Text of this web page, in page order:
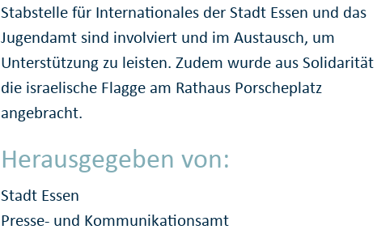
Stabstelle für Internationales der Stadt Essen und das
Jugendamt sind involviert und im Austausch, um
Unterstützung zu leisten. Zudem wurde aus Solidarität
die israelische Flagge am Rathaus Porscheplatz
angebracht.
Herausgegeben von:
Stadt Essen
Presse- und Kommunikationsamt